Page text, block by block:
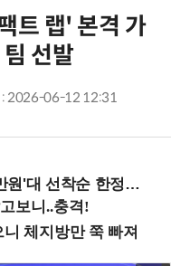
트 랩' 본격 가
선발
: 2026-06-12 12:31
선착순 한정판매!